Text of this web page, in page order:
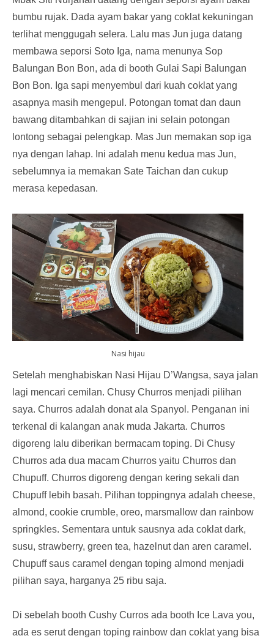
bumbu rujak. Dada ayam bakar yang coklat kekuningan
terlihat menggugah selera. Lalu mas Jun juga datang
membawa seporsi Soto Iga, nama menunya Sop
Balungan Bon Bon, ada di booth Gulai Sapi Balungan
Bon Bon. Iga sapi menyembul dari kuah coklat yang
asapnya masih mengepul. Potongan tomat dan daun
bawang ditambahkan di sajian ini selain potongan
lontong sebagai pelengkap. Mas Jun memakan sop iga
nya dengan lahap. Ini adalah menu kedua mas Jun,
sebelumnya ia memakan Sate Taichan dan cukup
merasa kepedasan.
Nasi hijau
Setelah menghabiskan Nasi Hijau D’Wangsa, saya jalan
lagi mencari cemilan. Chusy Churros menjadi pilihan
saya. Churros adalah donat ala Spanyol. Penganan ini
terkenal di kalangan anak muda Jakarta. Churros
digoreng lalu diberikan bermacam toping. Di Chusy
Churros ada dua macam Churros yaitu Churros dan
Chupuff. Churros digoreng dengan kering sekali dan
Chupuff lebih basah. Pilihan toppingnya adalah cheese,
almond, cookie crumble, oreo, marsmallow dan rainbow
springkles. Sementara untuk sausnya ada coklat dark,
susu, strawberry, green tea, hazelnut dan aren caramel.
Chupuff saus caramel dengan toping almond menjadi
pilihan saya, harganya 25 ribu saja.
Di sebelah booth Cushy Curros ada booth Ice Lava you,
ada es serut dengan toping rainbow dan coklat yang bisa